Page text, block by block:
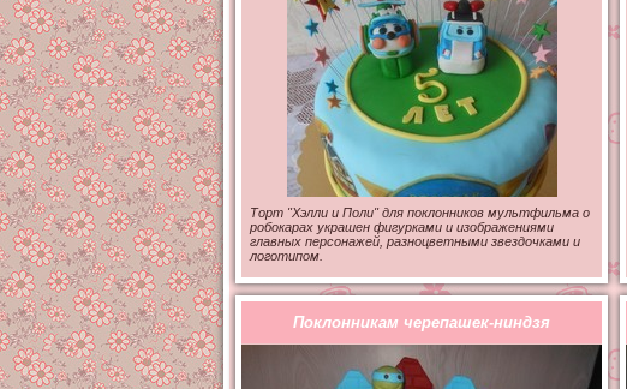
Торт "Хэлли и Поли" для поклонников мультфильма о
робокарах украшен фигурками и изображениями
главных персонажей, разноцветными звездочками и
логотипом.
Поклонникам черепашек-ниндзя